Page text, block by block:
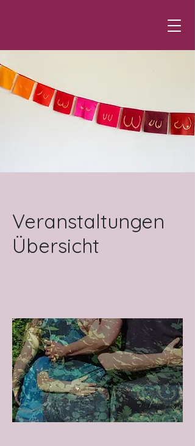
Veranstaltungen
Übersicht